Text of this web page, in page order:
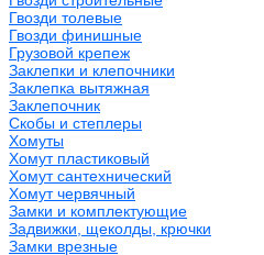
Гвозди толевые
Гвозди финишные
Грузовой крепеж
Заклепки и клепочники
Заклепка вытяжная
Заклепочник
Скобы и степлеры
Хомуты
Хомут пластиковый
Хомут сантехнический
Хомут червячный
Замки и комплектующие
Задвижки, щеколды, крючки
Замки врезные